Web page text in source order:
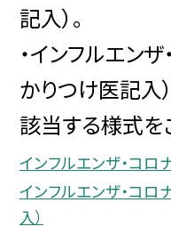
記入）。
・インフルエン
かりつけ医記入）
該当する様式を
インフルエンザ・コロ
インフルエンザ・コ
入）